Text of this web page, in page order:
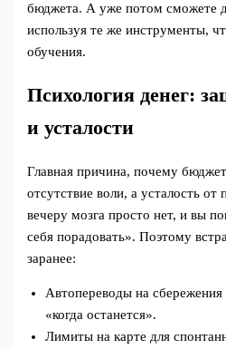
бюджета. А уже потом сможете
используя те же инструменты,
обучения.
Психология денег:
и усталости
Главная причина, почему
отсутствие воли, а усталость
вечеру мозга просто нет, и вы
себя порадовать». Поэтому
заранее:
Автопереводы на сбережения
«когда останется».
Лимиты на карте для